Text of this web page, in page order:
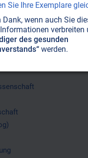
Sie Ihre Exemplare
Dank, wenn auch Sie
verbreiten
des gesunden
werden.